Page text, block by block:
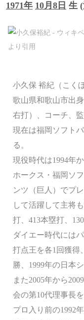
1971年 10月8日 生
小久保 裕紀（こく
歌山県和歌山市出
右打）、コーチ、監
現在は福岡ソフト
る。
現役時代は1994年
ホークス・福岡ソ
ンツ（巨人）でプ
して活躍して主将
打、413本塁打、
ダイエー時代には
打点王を各1回獲得
勝、1999年の日本
また2005年から
会の第10代理事長を
プロ入り前の1992